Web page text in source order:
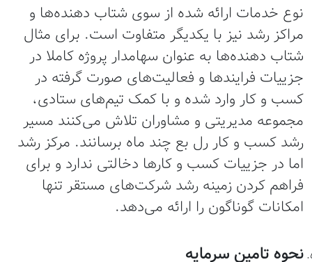
نوع خدمات ارائه شده از سوی شتاب دهنده‌ها و
مراکز رشد نیز با یکدیگر متفاوت است. برای مثال
شتاب دهنده‌ها به عنوان سهامدار پروژه کاملا در
جزییات فرایندها و فعالیت‌های صورت گرفته در
کسب و کار وارد شده و با کمک تیم‌های ستادی،
مجموعه مدیریتی و مشاوران تلاش می‌کنند مسیر
رشد کسب و کار رل بع چند ماه برسانند. مرکز رشد
اما در جزییات کسب و کارها دخالتی ندارد و برای
فراهم کردن زمینه رشد شرکت‌های مستقر تنها
امکانات گوناگون را ارائه می‌دهد.
نحوه تامین سرمایه